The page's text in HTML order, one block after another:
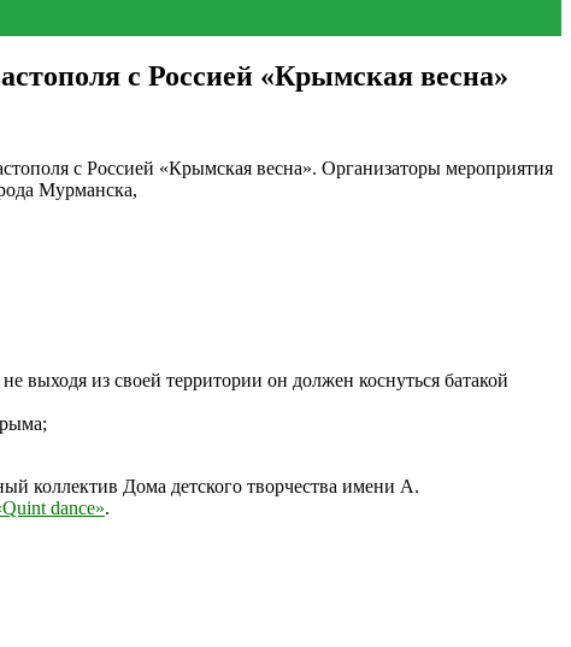
с Россией «Крымская весна»
с Россией «Крымская весна». Организаторы мероприятия
Мурманска,
выходя из своей территории он должен коснуться батакой
коллектив Дома детского творчества имени А.
dance».